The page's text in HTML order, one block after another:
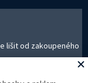
lišit od zakoupeného